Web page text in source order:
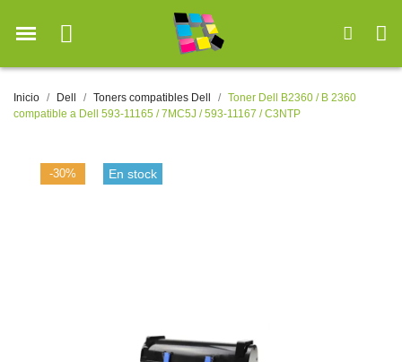
Inicio Dell Toners compatibles Dell
Toner Dell B2360 / B 2360
compatible a Dell 593-11165 / 7MC5J / 593-11167 / C3NTP
-30% En stock